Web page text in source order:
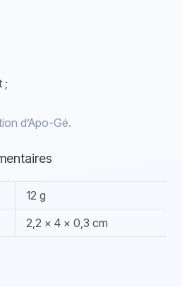
;
d’Apo-Gé.
12 g
2,2 × 4 × 0,3 cm